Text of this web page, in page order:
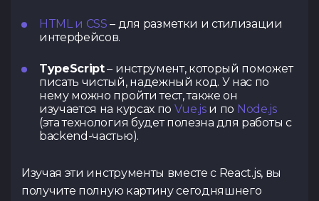
HTML и CSS – для разметки и стилизации
интерфейсов.
TypeScript– инструмент, который поможет
писать чистый, надежный код. У нас по
нему можно пройти тест, также он
изучается на курсах по Vue.jsи по Node.js
(эта технология будет полезна для работы с
backend-частью).
Изучая эти инструменты вместе с React.js, вы
получите полную картину сегодняшнего